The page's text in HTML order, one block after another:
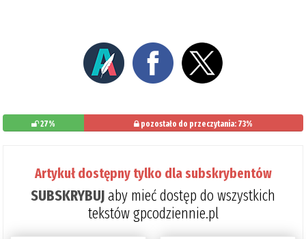
27% pozostało do przeczytania: 73%
Artykuł dostępny tylko dla subskrybentów
SUBSKRYBUJaby mieć dostęp do wszystkich
tekstów gpcodziennie.pl